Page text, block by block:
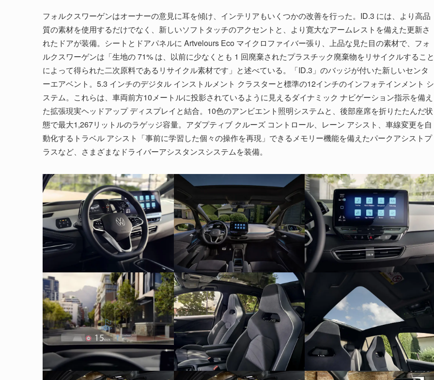
フォルクスワーゲンはオーナーの意見に耳を傾け、インテリアもいくつかの改善を行った。ID.3 には、より高品
質の素材を使用するだけでなく、新しいソフトタッチのアクセントと、より寛大なアームレストを備えた更新さ
れたドアが装備。シートとドアパネルに Artvelours Eco マイクロファイバー張り、上品な見た目の素材で、フォ
ルクスワーゲンは「生地の 71% は、以前に少なくとも 1 回廃棄されたプラスチック廃棄物をリサイクルすること
によって得られた二次原料であるリサイクル素材です」と述べている。「ID.3」のバッジが付いた新しいセンタ
ーエアベント。5.3 インチのデジタル インストルメント クラスターと標準の12インチのインフォテインメント シ
ステム。これらは、車両前方10メートルに投影されているように見えるダイナミック ナビゲーション指示を備え
た拡張現実ヘッドアップ ディスプレイと結合。10色のアンビエント照明システムと、後部座席を折りたたんだ状
態で最大1,267リットルのラゲッジ容量。アダプティブ クルーズ コントロール、レーン アシスト、車線変更を自
動化するトラベル アシスト「事前に学習した個々の操作を再現」できるメモリー機能を備えたパークアシストプ
ラスなど、さまざまなドライバーアシスタンスシステムを装備。